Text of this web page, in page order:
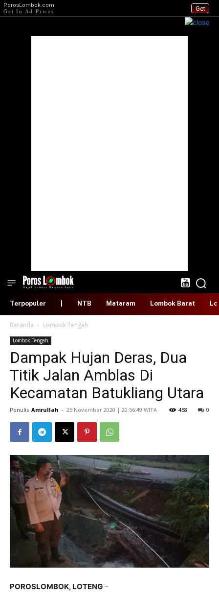
Get
PorosLombok.com
Get In Ad Prices
Terpopuler NTB Mataram Lombok Barat
Beranda Lombok Tengah
Lombok Tengah
Dampak Hujan Deras, Dua
Titik Jalan Amblas Di
Kecamatan Batukliang Utara
Penulis Amrullah - ​25 November 2020 | 20:56:49 WITA 0
458
POROSLOMBOK, LOTENG –